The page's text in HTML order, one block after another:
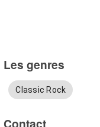
Les genres
Classic Rock
Contact